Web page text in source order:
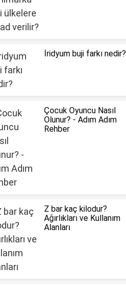
İridyum buji farkı nedir?
Çocuk Oyuncu Nasıl
Olunur? - Adım Adım
Rehber
Z bar kaç kilodur?
Ağırlıkları ve Kullanım
Alanları